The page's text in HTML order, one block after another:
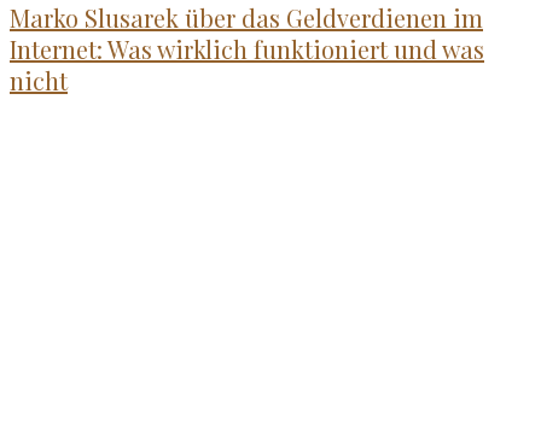
Marko Slusarek über das Geldverdienen im
Internet: Was wirklich funktioniert und was
nicht